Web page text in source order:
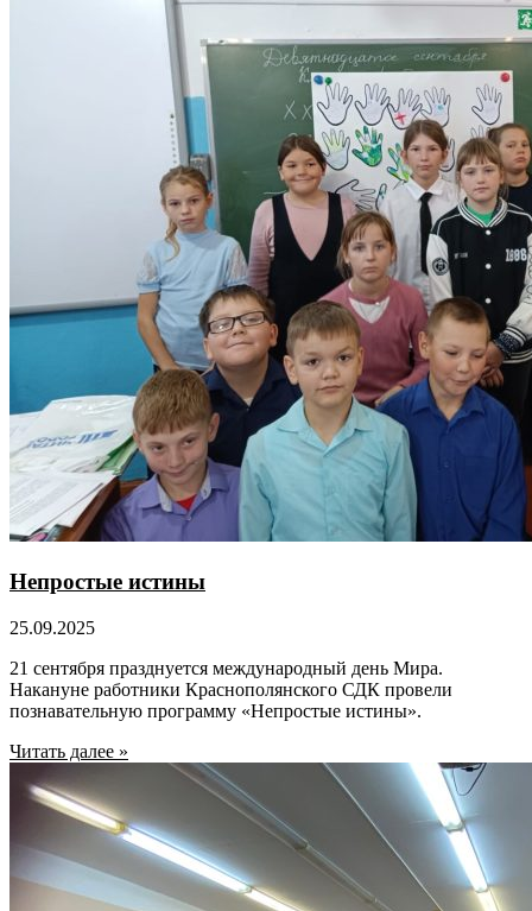
Непростые истины
25.09.2025
21 сентября празднуется международный день Мира.
Накануне работники Краснополянского СДК провели
познавательную программу «Непростые истины».
Читать далее »